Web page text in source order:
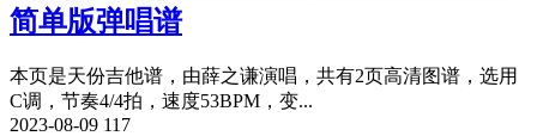
简单版弹唱谱
本页是天份吉他谱，由薛之谦演唱，共有2页高清图谱，选用
C调，节奏4/4拍，速度53BPM，变...
2023-08-09 117